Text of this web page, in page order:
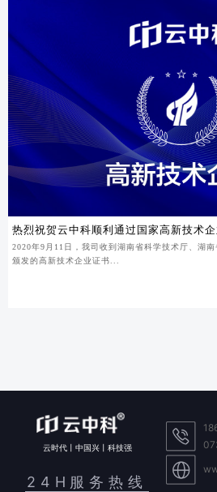
热烈祝贺云中科顺利通过国家高新技术
2020年9月11日，我司收到湖南省科学技术厅、湖
颁发的高新技术企业证书...
云时代丨中国兴丨科技强
24H服务热线